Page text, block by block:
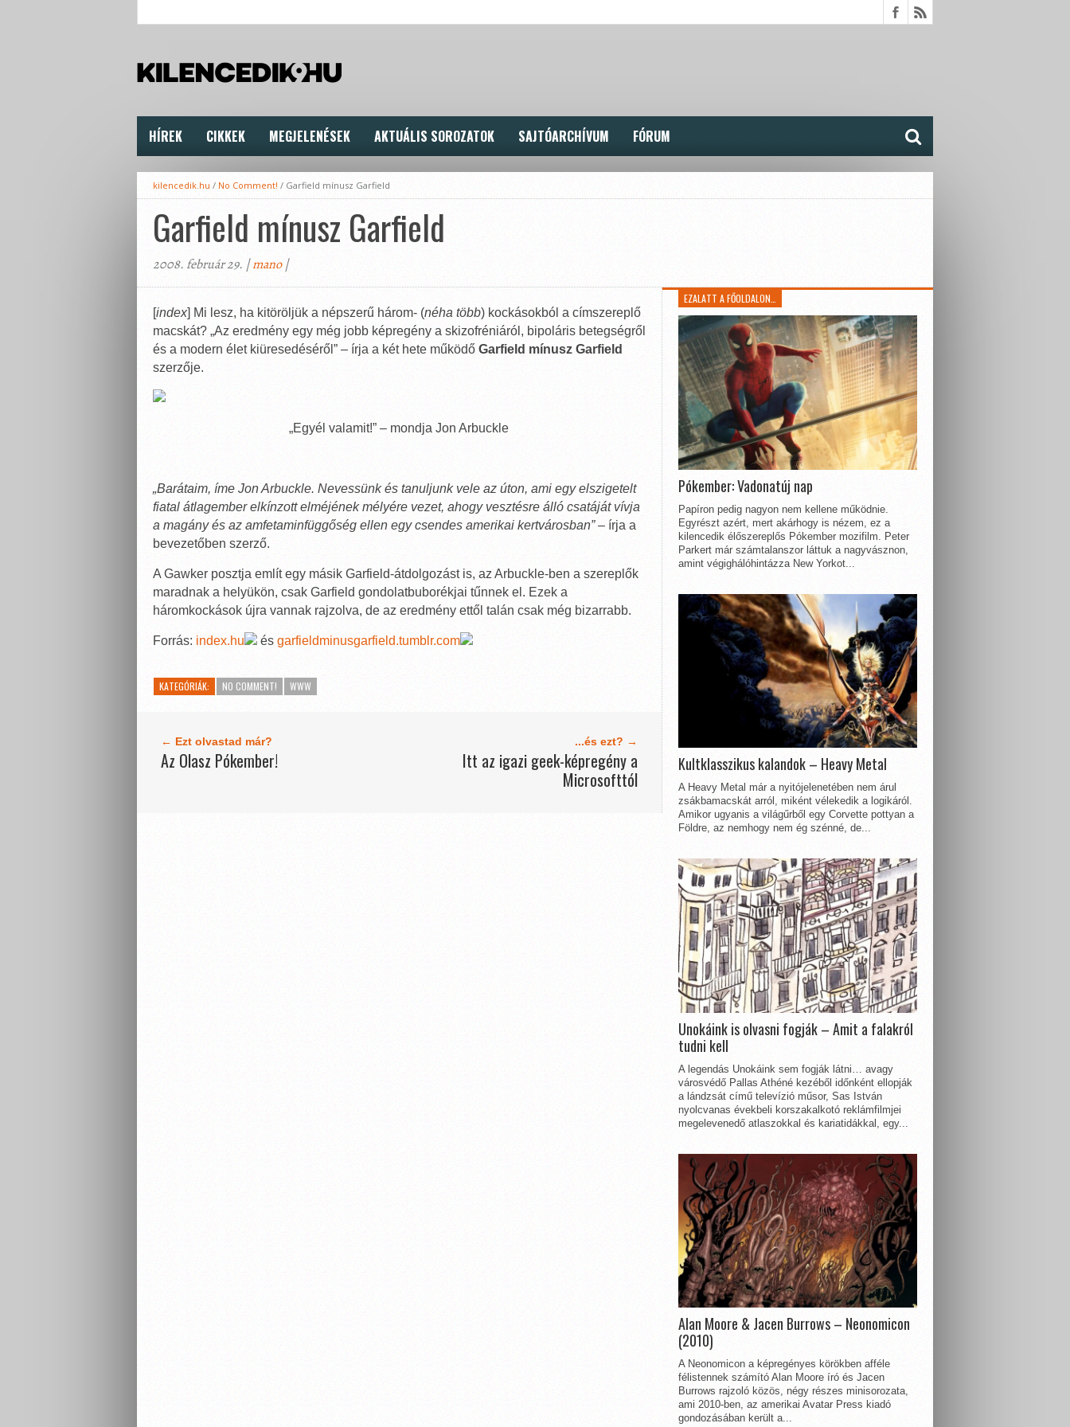
HÍREK CIKKEK MEGJELENÉSEK AKTUÁLIS SOROZATOK SAJTÓARCHÍVUM FÓRUM
kilencedik.hu / No Comment! / Garfield mínusz Garfield
Garfield mínusz Garfield
2008. február 29. |mano|
[index] Mi lesz, ha kitöröljük a népszerű három- (néha több) kockásokból a címszereplő
macskát? „Az eredmény egy még jobb képregény a skizofréniáról, bipoláris betegségről
és a modern élet kiüresedéséről” – írja a két hete működő Garfield mínusz Garfield
szerzője.
„Egyél valamit!” – mondja Jon Arbuckle
„Barátaim, íme Jon Arbuckle. Nevessünk és tanuljunk vele az úton, ami egy elszigetelt
fiatal átlagember elkínzott elméjének mélyére vezet, ahogy vesztésre álló csatáját vívja
a magány és az amfetaminfüggőség ellen egy csendes amerikai kertvárosban”– írja a
bevezetőben szerző.
A Gawker posztja említ egy másik Garfield-átdolgozást is, az Arbuckle-ben a szereplők
maradnak a helyükön, csak Garfield gondolatbuborékjai tűnnek el. Ezek a
háromkockások újra vannak rajzolva, de az eredmény ettől talán csak még bizarrabb.
Forrás: index.hu és garfieldminusgarfield.tumblr.com
KATEGÓRIÁK: NO COMMENT! WWW
← Ezt olvastad már?
Az Olasz Pókember!
...és ezt? →
Itt az igazi geek-képregény a
Microsofttól
EZALATT A FŐOLDALON…
Pókember: Vadonatúj nap
Papíron pedig nagyon nem kellene működnie.
Egyrészt azért, mert akárhogy is nézem, ez a
kilencedik élőszereplős Pókember mozifilm. Peter
Parkert már számtalanszor láttuk a nagyvásznon,
amint végighálóhintázza New Yorkot...
Kultklasszikus kalandok – Heavy Metal
A Heavy Metal már a nyitójelenetében nem árul
zsákbamacskát arról, miként vélekedik a logikáról.
Amikor ugyanis a világűrből egy Corvette pottyan a
Földre, az nemhogy nem ég szénné, de...
Unokáink is olvasni fogják – Amit a falakról
tudni kell
A legendás Unokáink sem fogják látni… avagy
városvédő Pallas Athéné kezéből időnként ellopják
a lándzsát című televízió műsor, Sas István
nyolcvanas évekbeli korszakalkotó reklámfilmjei
megelevenedő atlaszokkal és kariatidákkal, egy...
Alan Moore & Jacen Burrows – Neonomicon
(2010)
A Neonomicon a képregényes körökben afféle
félistennek számító Alan Moore író és Jacen
Burrows rajzoló közös, négy részes minisorozata,
ami 2010-ben, az amerikai Avatar Press kiadó
gondozásában került a...